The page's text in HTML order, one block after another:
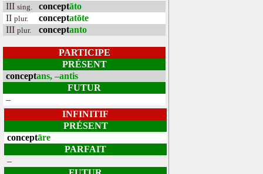
III sing. conceptāto
II plur. conceptatōte
III plur. conceptanto
PARTICIPE
PRÉSENT
conceptans, –antis
FUTUR
–
INFINITIF
PRÉSENT
conceptāre
PARFAIT
–